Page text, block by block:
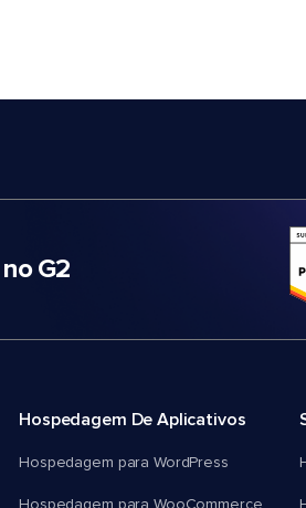
G2
Hospedagem De Aplicativos
Hospedagem para WordPress